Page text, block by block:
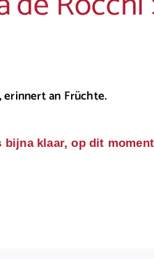
an Früchte.
bijna klaar, op dit